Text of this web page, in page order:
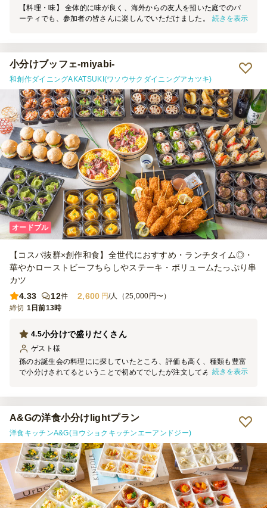
【料理・味】 全体的に味が良く、海外からの友人を招いた庭でのパ
ーティでも、参加者の皆さんに楽しんでいただけました。品数が豊富
次の2点です。 ① ローストビーフちらしは、ご飯とローストビーフの
間にしば漬けが入っていました。参加者の間では少し好みが分かれた
ようで、当日はあまり召し上がる方がいませんでした。 ② 3種きのこ
とブロッコリーのマリネは、少し味付けが濃く感じました。お酒と一
緒であればちょうど良いのかもしれませんが、ノンアルの方も一定数
いたため、そのままいただくにはやや塩味が強めでした。 【サービ
ス】 指定時間より少し早めに届けてくださったため、料理を並べる
時間に余裕ができ、とても助かりました。 一方で、配達場所につい
ては少し気になった点がありました。今回の住所は何十年も前から存
在し、Googleマップなどでも問題なく表示される場所ですが、注文
後のメールで「住所が不明瞭」との連絡がありました。当日も配達業
者さんのナビでは表示されなかったようで、お手数をおかけしてしま
いました。 また、注文最低金額が25,000円からだったため、人数分
の料理は足りていても、最低金額に合わせるためにオプションを追加
して調整する必要があり、その点は少し手間に感じました。以前、都
内で利用した際にはもう少し低い最低注文金額の店舗もあったため、
配送エリアによる違いなのだと思いますが、もう少し利用しやすい金
額設定になると、さらに注文しやすくなると感じました。 【雰囲
のを気軽に選べるのがとても良かったです。テーブルに並べるだけで
彩りが良く、見た目も華やかになり、ホームパーティの雰囲気を一気
に盛り上げてくれました。海外からの友人にも「きれい」「食べやす
パ】 一人当たりの金額を考えると、とてもコストパフォーマンスが
高いと思います。料理の種類が多く、見た目の華やかさもあり、準備
値がありました。自分たちでこれだけの種類を用意するのは大変なの
で、特別な日や来客時には十分利用する価値があると感じました。
続きを表示
小分けブッフェ-miyabi-
和創作ダイニングAKATSUKI(ワソウサクダイニングアカツキ)
オードブル
【コスパ抜群×創作和食】全世代におすすめ・ランチタイム◎・
華やかローストビーフちらしやステーキ・ボリュームたっぷり串
カツ
4.33
12件 2,600 円/人（25,000円〜）
締切 1日前13時
小分けで盛りだくさん
4.5
ゲスト 様
孫のお誕生会の料理にに探していたところ、評価も高く、種類も豊富
で小分けされてるということで初めてでしたが注文してみました。期
続きを表示
A&Gの洋食小分けlightプラン
洋食キッチンA&G(ヨウショクキッチンエーアンドジー)